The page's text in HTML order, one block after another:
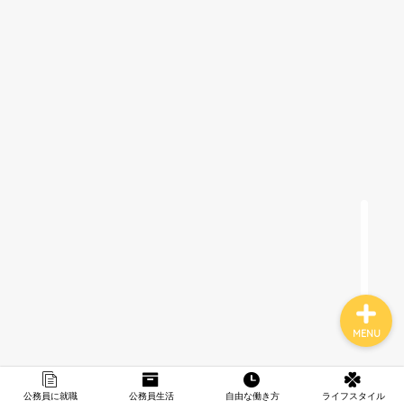
公務員に就職 公務員生活 自由な働き方 ライフスタイル
MENU